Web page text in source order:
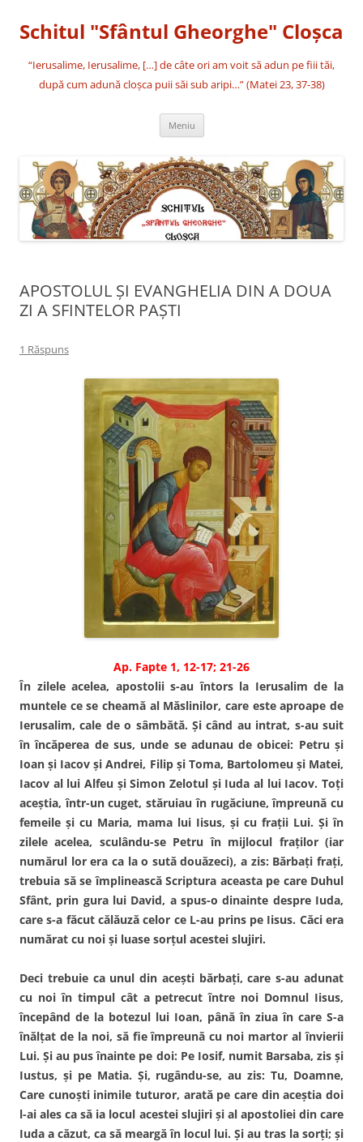
conținut
Schitul "Sfântul Gheorghe" Cloşca
“Ierusalime, Ierusalime, […] de câte ori am voit să adun pe fiii tăi,
după cum adună cloşca puii săi sub aripi…” (Matei 23, 37-38)
Meniu
APOSTOLUL ȘI EVANGHELIA DIN A DOUA
ZI A SFINTELOR PAȘTI
1 Răspuns
Ap. Fapte 1, 12-17; 21-26
În zilele acelea, apostolii s-au întors la Ierusalim de la
muntele ce se cheamă al Măslinilor, care este aproape de
Ierusalim, cale de o sâmbătă. Şi când au intrat, s-au suit
în încăperea de sus, unde se adunau de obicei: Petru şi
Ioan şi Iacov şi Andrei, Filip şi Toma, Bartolomeu şi Matei,
Iacov al lui Alfeu şi Simon Zelotul şi Iuda al lui Iacov. Toţi
aceştia, într-un cuget, stăruiau în rugăciune, împreună cu
femeile şi cu Maria, mama lui Iisus, şi cu fraţii Lui. Şi în
zilele acelea, sculându-se Petru în mijlocul fraţilor (iar
numărul lor era ca la o sută douăzeci), a zis: Bărbaţi fraţi,
trebuia să se împlinească Scriptura aceasta pe care Duhul
Sfânt, prin gura lui David, a spus-o dinainte despre Iuda,
care s-a făcut călăuză celor ce L-au prins pe Iisus. Căci era
numărat cu noi şi luase sorţul acestei slujiri.
Deci trebuie ca unul din aceşti bărbaţi, care s-au adunat
cu noi în timpul cât a petrecut între noi Domnul Iisus,
începând de la botezul lui Ioan, până în ziua în care S-a
înălţat de la noi, să fie împreună cu noi martor al învierii
Lui. Şi au pus înainte pe doi: Pe Iosif, numit Barsaba, zis şi
Iustus, şi pe Matia. Şi, rugându-se, au zis: Tu, Doamne,
Care cunoşti inimile tuturor, arată pe care din aceştia doi
l-ai ales ca să ia locul acestei slujiri şi al apostoliei din care
Iuda a căzut, ca să meargă în locul lui. Şi au tras la sorţi; şi